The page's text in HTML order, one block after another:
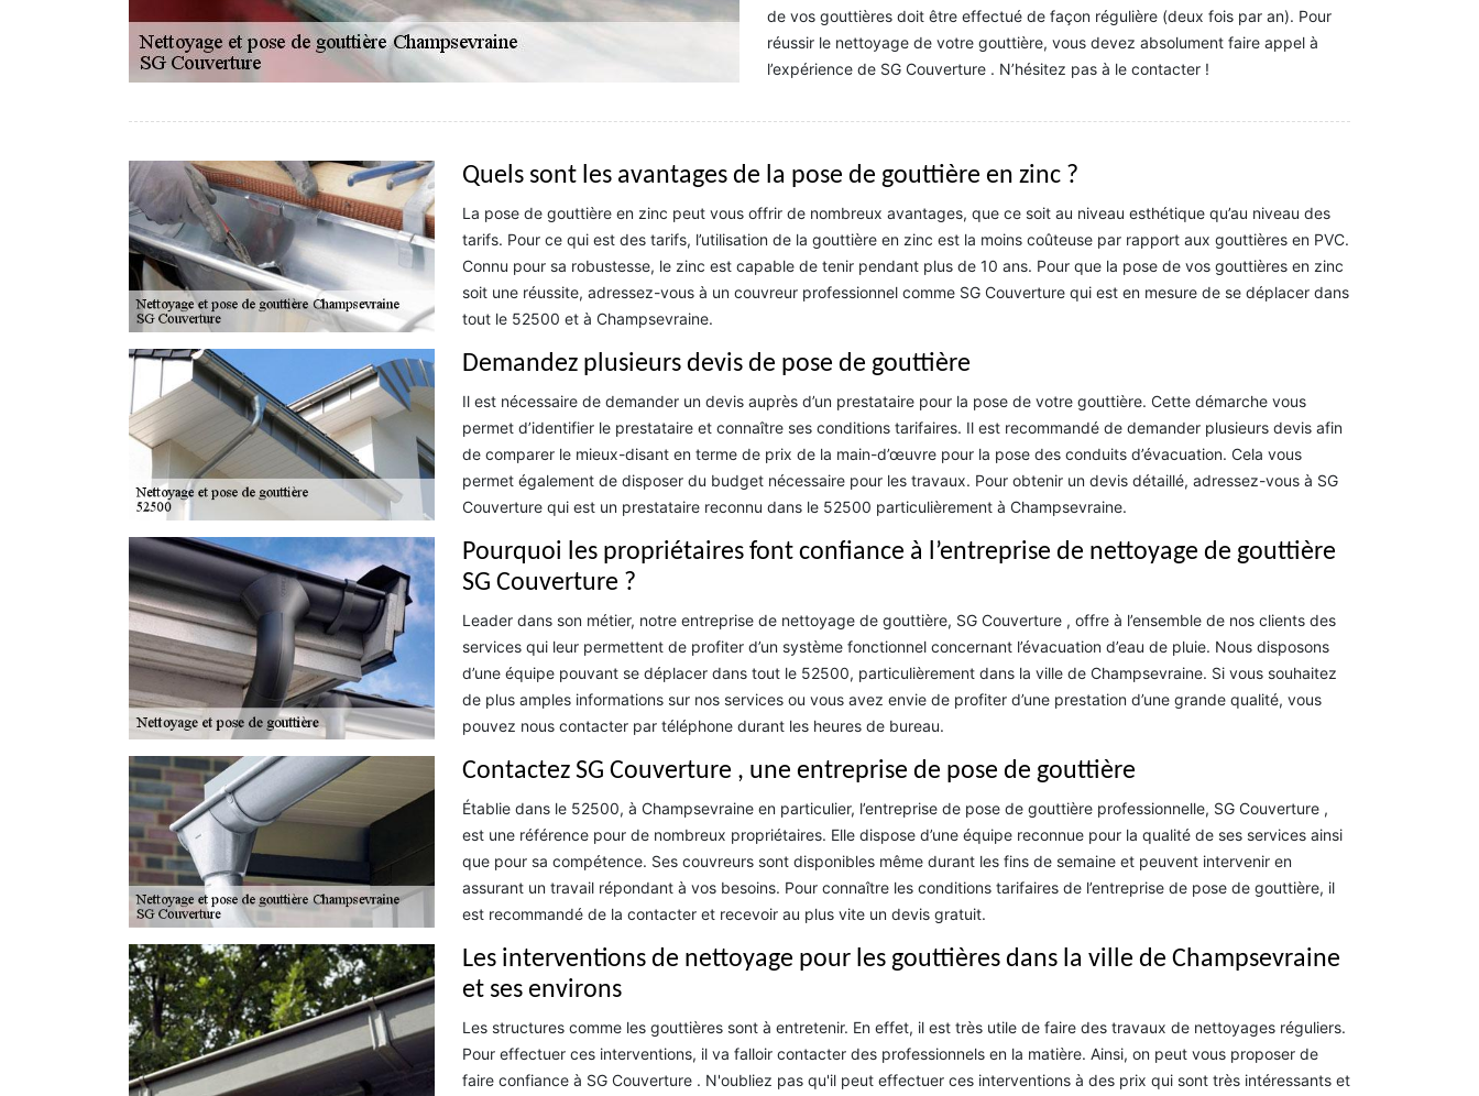
de vos gouttières doit être effectué de façon régulière (deux fois par an). Pour
réussir le nettoyage de votre gouttière, vous devez absolument faire appel à
l’expérience de SG Couverture . N’hésitez pas à le contacter !
Quels sont les avantages de la pose de gouttière en zinc ?
La pose de gouttière en zinc peut vous offrir de nombreux avantages, que ce soit au niveau esthétique qu’au niveau des
tarifs. Pour ce qui est des tarifs, l’utilisation de la gouttière en zinc est la moins coûteuse par rapport aux gouttières en PVC.
Connu pour sa robustesse, le zinc est capable de tenir pendant plus de 10 ans. Pour que la pose de vos gouttières en zinc
soit une réussite, adressez-vous à un couvreur professionnel comme SG Couverture qui est en mesure de se déplacer dans
tout le 52500 et à Champsevraine.
Demandez plusieurs devis de pose de gouttière
Il est nécessaire de demander un devis auprès d’un prestataire pour la pose de votre gouttière. Cette démarche vous
permet d’identifier le prestataire et connaître ses conditions tarifaires. Il est recommandé de demander plusieurs devis afin
de comparer le mieux-disant en terme de prix de la main-d’œuvre pour la pose des conduits d’évacuation. Cela vous
permet également de disposer du budget nécessaire pour les travaux. Pour obtenir un devis détaillé, adressez-vous à SG
Couverture qui est un prestataire reconnu dans le 52500 particulièrement à Champsevraine.
Pourquoi les propriétaires font confiance à l’entreprise de nettoyage de gouttière
SG Couverture ?
Leader dans son métier, notre entreprise de nettoyage de gouttière, SG Couverture , offre à l’ensemble de nos clients des
services qui leur permettent de profiter d’un système fonctionnel concernant l’évacuation d’eau de pluie. Nous disposons
d’une équipe pouvant se déplacer dans tout le 52500, particulièrement dans la ville de Champsevraine. Si vous souhaitez
de plus amples informations sur nos services ou vous avez envie de profiter d’une prestation d’une grande qualité, vous
pouvez nous contacter par téléphone durant les heures de bureau.
Contactez SG Couverture , une entreprise de pose de gouttière
Établie dans le 52500, à Champsevraine en particulier, l’entreprise de pose de gouttière professionnelle, SG Couverture ,
est une référence pour de nombreux propriétaires. Elle dispose d’une équipe reconnue pour la qualité de ses services ainsi
que pour sa compétence. Ses couvreurs sont disponibles même durant les fins de semaine et peuvent intervenir en
assurant un travail répondant à vos besoins. Pour connaître les conditions tarifaires de l’entreprise de pose de gouttière, il
est recommandé de la contacter et recevoir au plus vite un devis gratuit.
Les interventions de nettoyage pour les gouttières dans la ville de Champsevraine
et ses environs
Les structures comme les gouttières sont à entretenir. En effet, il est très utile de faire des travaux de nettoyages réguliers.
Pour effectuer ces interventions, il va falloir contacter des professionnels en la matière. Ainsi, on peut vous proposer de
faire confiance à SG Couverture . N'oubliez pas qu'il peut effectuer ces interventions à des prix qui sont très intéressants et